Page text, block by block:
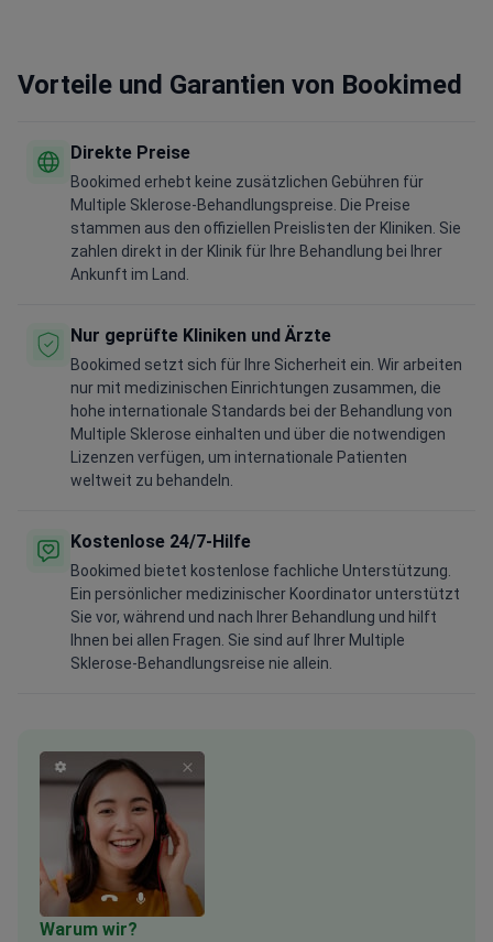
Vorteile und Garantien von Bookimed
Direkte Preise
Bookimed erhebt keine zusätzlichen Gebühren für
Multiple Sklerose-Behandlungspreise. Die Preise
stammen aus den offiziellen Preislisten der Kliniken. Sie
zahlen direkt in der Klinik für Ihre Behandlung bei Ihrer
Ankunft im Land.
Nur geprüfte Kliniken und Ärzte
Bookimed setzt sich für Ihre Sicherheit ein. Wir arbeiten
nur mit medizinischen Einrichtungen zusammen, die
hohe internationale Standards bei der Behandlung von
Multiple Sklerose einhalten und über die notwendigen
Lizenzen verfügen, um internationale Patienten
weltweit zu behandeln.
Kostenlose 24/7-Hilfe
Bookimed bietet kostenlose fachliche Unterstützung.
Ein persönlicher medizinischer Koordinator unterstützt
Sie vor, während und nach Ihrer Behandlung und hilft
Ihnen bei allen Fragen. Sie sind auf Ihrer Multiple
Sklerose-Behandlungsreise nie allein.
Warum wir?